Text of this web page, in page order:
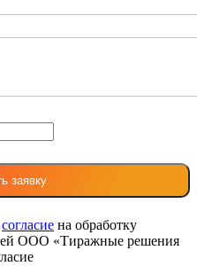
согласие на обработку
ООО «Тиражные решения